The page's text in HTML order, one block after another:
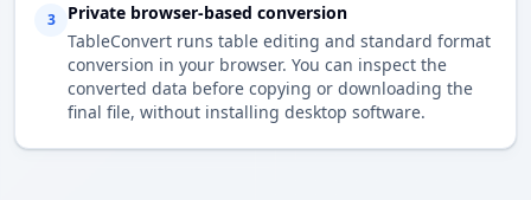
3
Private browser-based conversion
TableConvert runs table editing and standard format
conversion in your browser. You can inspect the
converted data before copying or downloading the
final file, without installing desktop software.